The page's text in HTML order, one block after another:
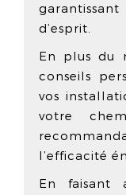
d’esprit.
En plus du
conseils
vos
votre
l’efficacité
En faisant